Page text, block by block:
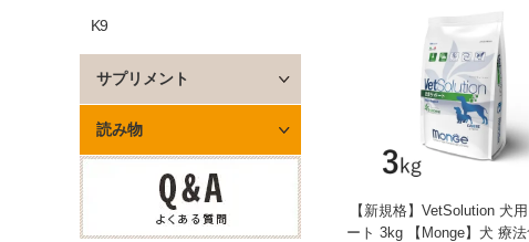
【新規格】VetSolution 犬
ート 3kg 【Monge】犬 療
K9
サプリメント
読み物